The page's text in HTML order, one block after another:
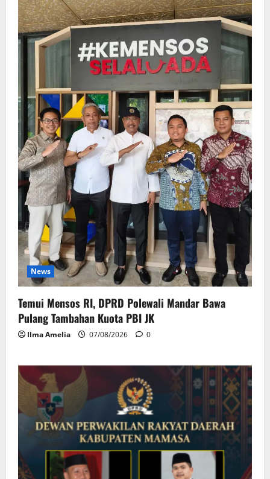
News
Temui Mensos RI, DPRD Polewali Mandar Bawa
Pulang Tambahan Kuota PBI JK
Ilma Amelia 07/08/2026 0